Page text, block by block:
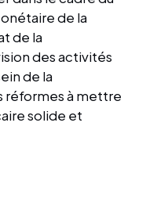
de la
de la
des activités
de la
réformes à mettre
solide et